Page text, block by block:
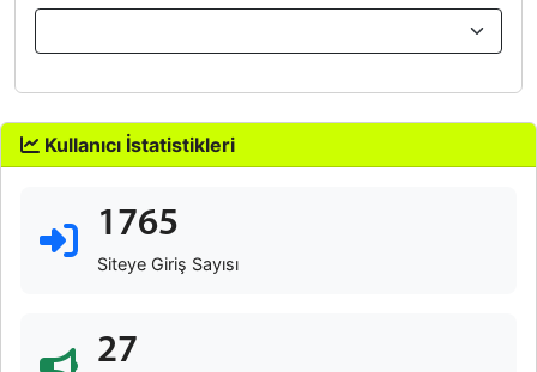
Kullanıcı İstatistikleri
1765
Siteye Giriş Sayısı
27